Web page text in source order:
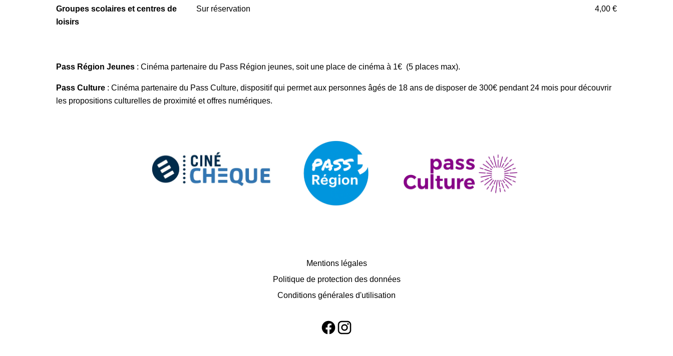
Groupes scolaires et centres de
loisirs
Sur réservation 4,00 €
Pass Région Jeunes : Cinéma partenaire du Pass Région jeunes, soit une place de cinéma à 1€ (5 places max).
Pass Culture : Cinéma partenaire du Pass Culture, dispositif qui permet aux personnes âgés de 18 ans de disposer de 300€ pendant 24 mois pour découvrir
les propositions culturelles de proximité et offres numériques.
Mentions légales
Politique de protection des données
Conditions générales d'utilisation